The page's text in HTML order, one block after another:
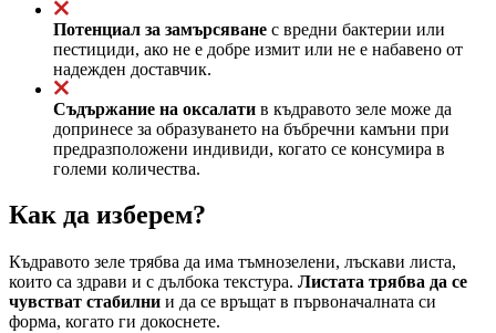
Потенциал за замърсяване с вредни бактерии или
пестициди, ако не е добре измит или не е набавено от
надежден доставчик.
Съдържание на оксалати в къдравото зеле може да
допринесе за образуването на бъбречни камъни при
предразположени индивиди, когато се консумира в
големи количества.
Как да изберем?
Къдравото зеле трябва да има тъмнозелени, лъскави листа,
които са здрави и с дълбока текстура. Листата трябва да се
чувстват стабилни и да се връщат в първоначалната си
форма, когато ги докоснете.